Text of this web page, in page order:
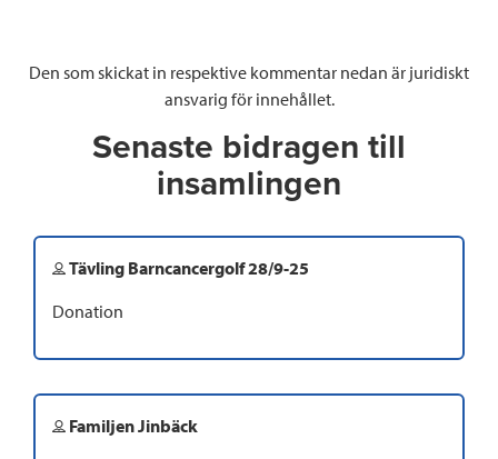
Den som skickat in respektive kommentar nedan är juridiskt
ansvarig för innehållet.
Senaste bidragen till
insamlingen
Tävling Barncancergolf 28/9-25
Donation
Familjen Jinbäck